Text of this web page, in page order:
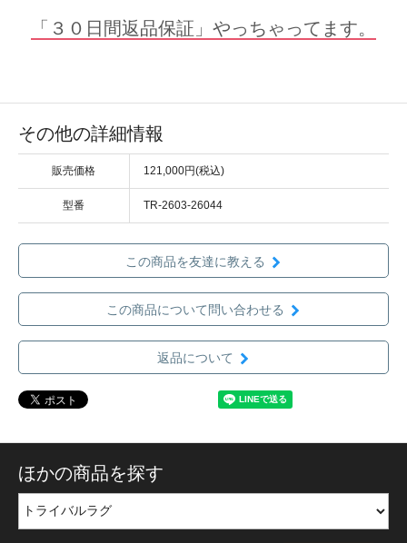
「３０日間返品保証」やっちゃってます。
その他の詳細情報
販売価格 121,000円(税込)
型番 TR-2603-26044
この商品を友達に教える
この商品について問い合わせる
返品について
ほかの商品を探す